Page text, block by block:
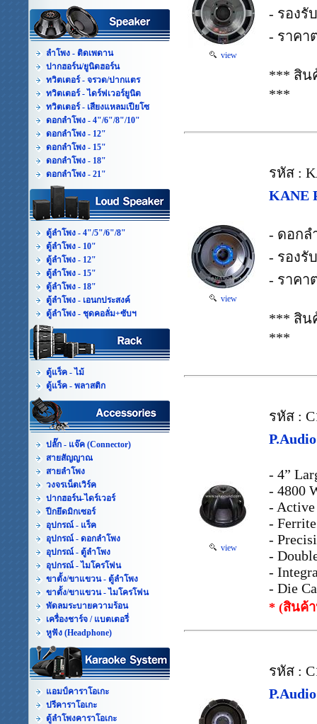
ลำโพง - ติดเพดาน
ปากฮอร์น/ยูนิตฮอร์น
ทวิตเตอร์ - จรวด/ปากแตร
ทวิตเตอร์ - ไดร์ฟเวอร์ยูนิต
ทวิตเตอร์ - เสียงแหลมเปียโซ
ดอกลำโพง - 4"/6"/8"/10"
ดอกลำโพง - 12"
ดอกลำโพง - 15"
ดอกลำโพง - 18"
ดอกลำโพง - 21"
ตู้ลำโพง - 4"/5"/6"/8"
ตู้ลำโพง - 10"
ตู้ลำโพง - 12"
ตู้ลำโพง - 15"
ตู้ลำโพง - 18"
ตู้ลำโพง - เอนกประสงค์
ตู้ลำโพง - ชุดคอลั่ม+ซับฯ
ตู้แร็ค - ไม้
ตู้แร็ค - พลาสติก
ปลั๊ก - แจ๊ค (Connector)
สายสัญญาณ
สายลำโพง
วงจรเน็ตเวิร์ค
ปากฮอร์น-ไดร์เวอร์
ปีกยึดมิกเซอร์
อุปกรณ์ - แร็ค
อุปกรณ์ - ดอกลำโพง
อุปกรณ์ - ตู้ลำโพง
อุปกรณ์ - ไมโครโฟน
ขาตั้ง/ขาแขวน - ตู้ลำโพง
ขาตั้ง/ขาแขวน - ไมโครโฟน
พัดลมระบายความร้อน
เครื่องชาร์จ / แบตเตอรี่
หูฟัง (Headphone)
แอมป์คาราโอเกะ
ปรีคาราโอเกะ
ตู้ลำโพงคาราโอเกะ
view
- รองรั
- ราคา
*** สิน
***
view
รหัส :
KANE
- ดอกล
- รองรั
- ราคา
*** สิน
***
view
รหัส :
- 4”
- 4800
- Active
-
-
-
-
- Die
* (สินค้
รหัส :